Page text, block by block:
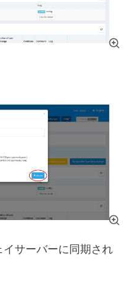
サーバーに同期され